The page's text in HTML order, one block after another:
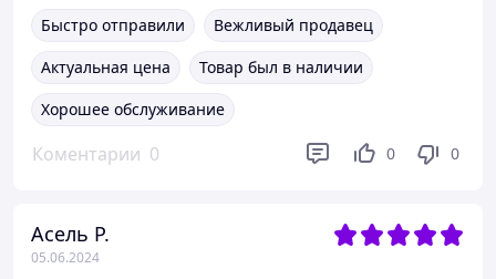
Быстро отправили
Вежливый продавец
Актуальная цена
Товар был в наличии
Хорошее обслуживание
Коментарии 0 0 0
Асель Р.
05.06.2024